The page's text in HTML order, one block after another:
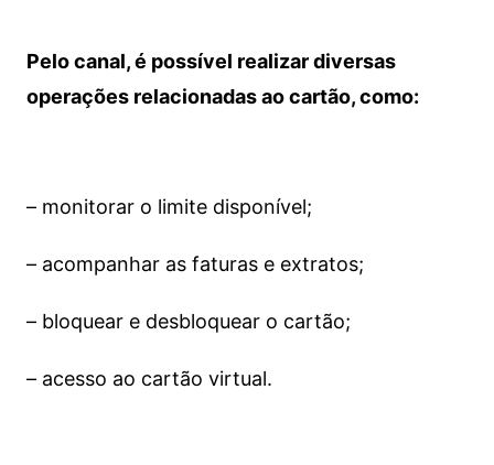
Pelo canal, é possível realizar diversas
operações relacionadas ao cartão, como:
– monitorar o limite disponível;
– acompanhar as faturas e extratos;
– bloquear e desbloquear o cartão;
– acesso ao cartão virtual.